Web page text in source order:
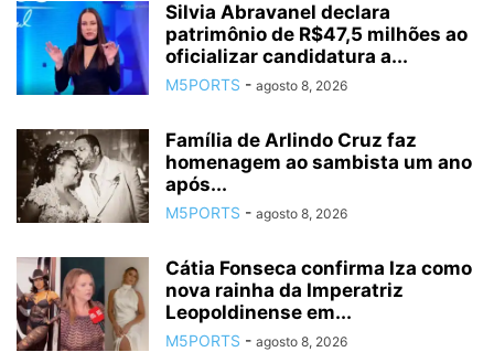
Silvia Abravanel declara
patrimônio de R$47,5 milhões ao
oficializar candidatura a...
M5PORTS - agosto 8, 2026
Família de Arlindo Cruz faz
homenagem ao sambista um ano
após...
M5PORTS - agosto 8, 2026
Cátia Fonseca confirma Iza como
nova rainha da Imperatriz
Leopoldinense em...
M5PORTS - agosto 8, 2026